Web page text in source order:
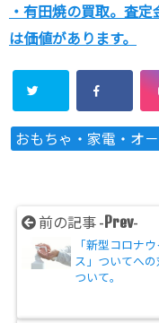
・有田焼の買取。査
は価値があります。
おもちゃ・家電・オ
前の記事 -Prev-
「新型コロナ
ス」ついてへ
ついて。